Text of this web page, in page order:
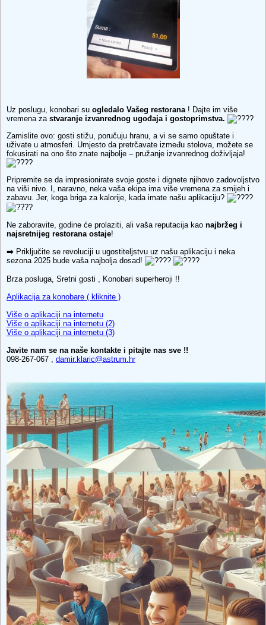
Uz poslugu, konobari su ogledalo Vašeg restorana ! Dajte im više
vremena za stvaranje izvanrednog ugođaja i gostoprimstva.
Zamislite ovo: gosti stižu, poručuju hranu, a vi se samo opuštate i
uživate u atmosferi. Umjesto da pretrčavate između stolova, možete se
fokusirati na ono što znate najbolje – pružanje izvanrednog doživljaja!
Pripremite se da impresionirate svoje goste i dignete njihovo zadovoljstvo
na viši nivo. I, naravno, neka vaša ekipa ima više vremena za smijeh i
zabavu. Jer, koga briga za kalorije, kada imate našu aplikaciju?
Ne zaboravite, godine će prolaziti, ali vaša reputacija kao najbržeg i
najsretnijeg restorana ostaje!
➡️ Priključite se revoluciji u ugostiteljstvu uz našu aplikaciju i neka
sezona 2025 bude vaša najbolja dosad!
Brza posluga, Sretni gosti , Konobari superheroji !!
Aplikacija za konobare ( kliknite )
Više o aplikaciji na internetu
Više o aplikaciji na internetu (2)
Više o aplikaciji na internetu (3)
Javite nam se na naše kontakte i pitajte nas sve !!
098-267-067 , damir.klaric@astrum.hr